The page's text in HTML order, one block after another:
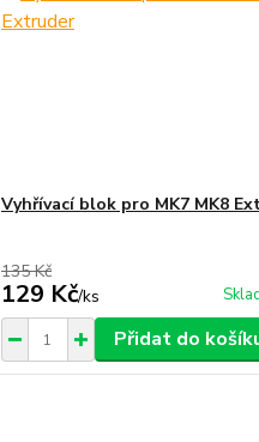
Vyhřívací blok pro MK7 MK8
135 Kč
129 Kč/ks
Přidat do